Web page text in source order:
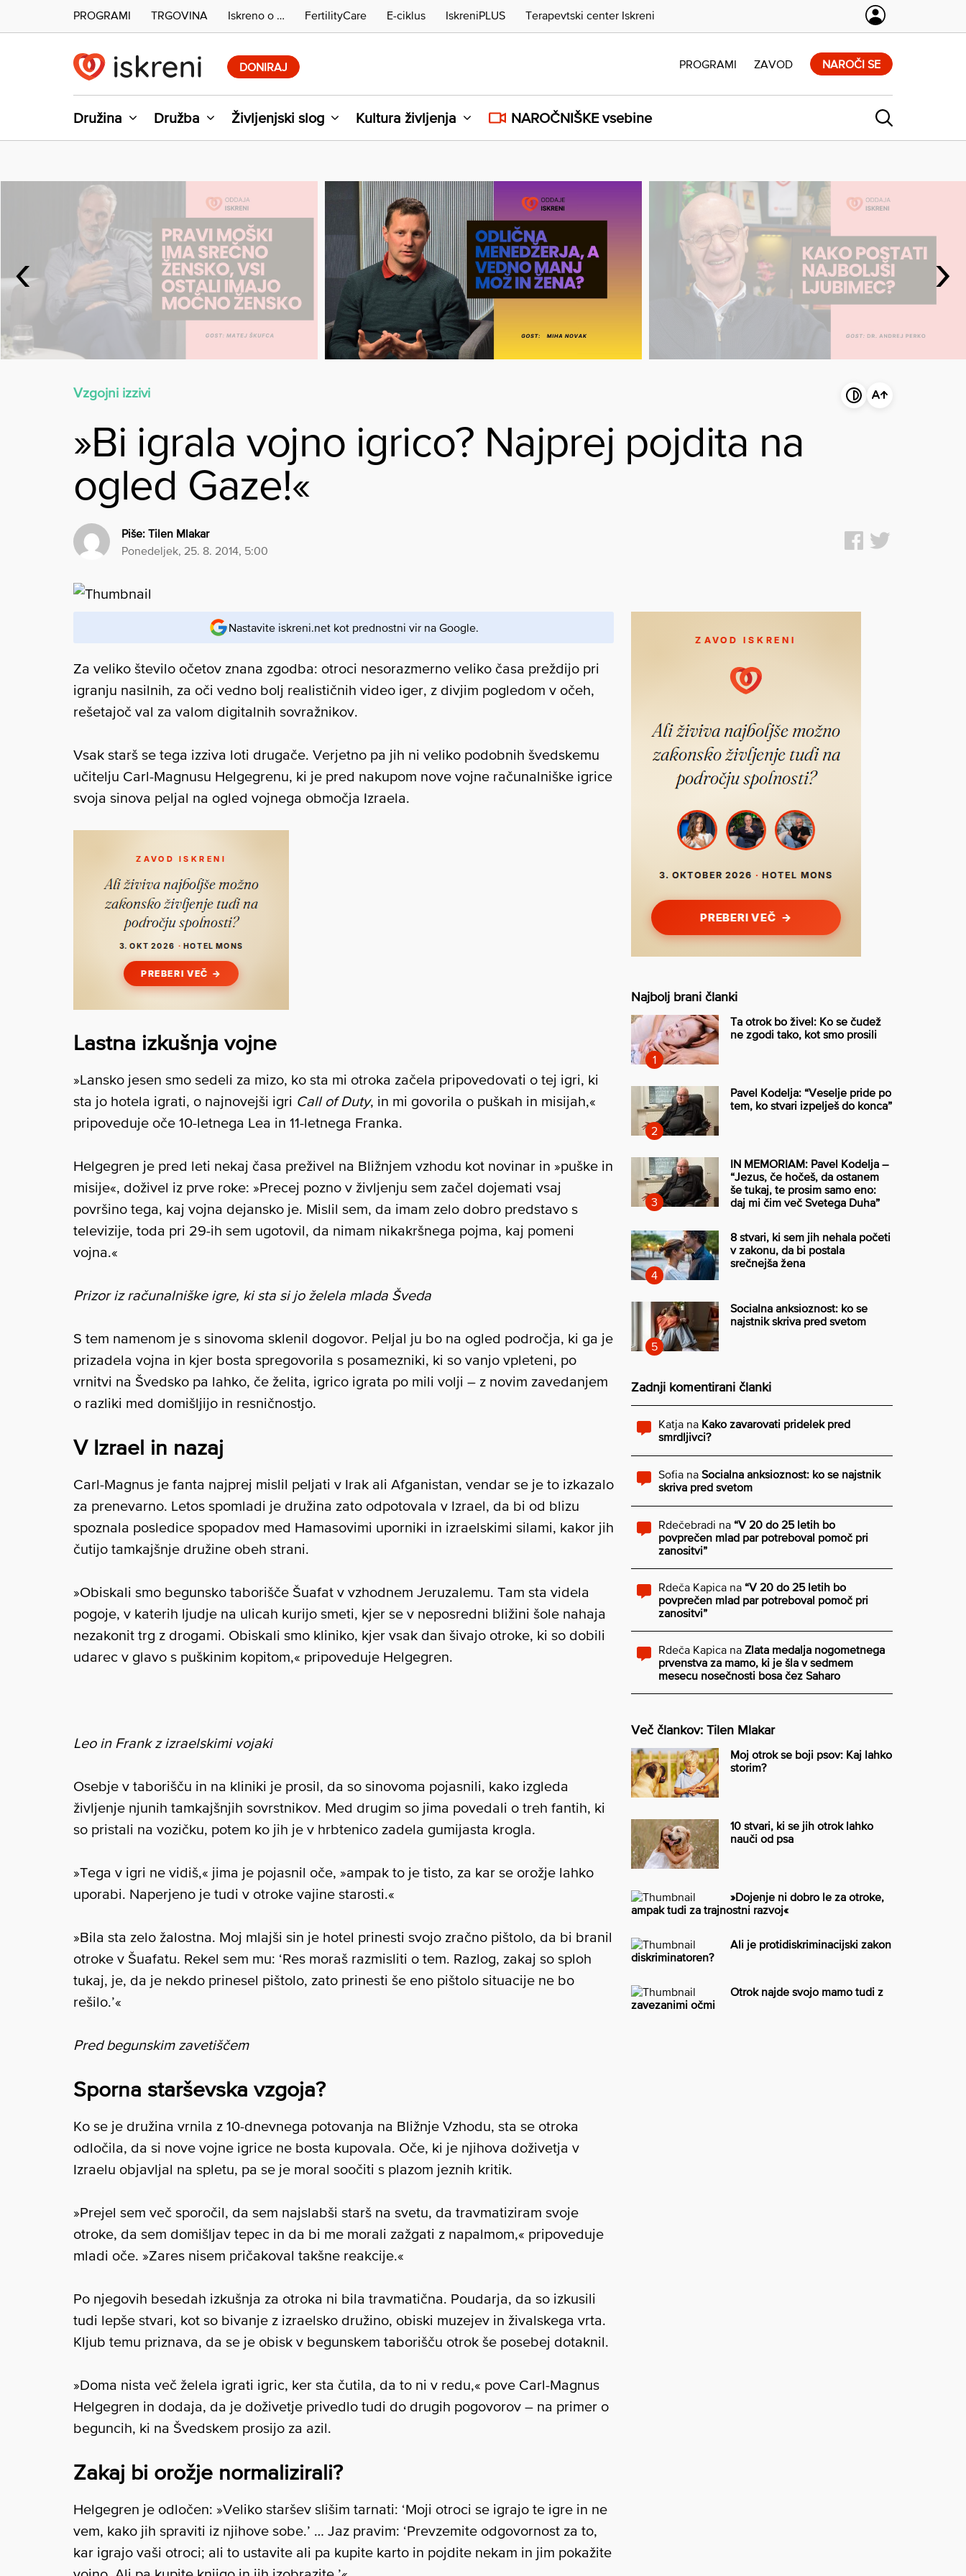
DONIRAJ
Družina Družba Življenjski slog Kultura življenja NAROČNIŠKE vsebine
PROGRAMI ZAVOD NAROČI SE
PROGRAMI TRGOVINA Iskreno o … FertilityCare E-ciklus IskreniPLUS Terapevtski center Iskreni
‹ ›
Vzgojni izzivi
»Bi igrala vojno igrico? Najprej pojdita na
ogled Gaze!«
Piše: Tilen Mlakar
ponedeljek, 25. 8. 2014, 5:00
Nastavite iskreni.net kot prednostni vir na Google.
Za veliko število očetov znana zgodba: otroci nesorazmerno veliko časa preždijo pri
igranju nasilnih, za oči vedno bolj realističnih video iger, z divjim pogledom v očeh,
rešetajoč val za valom digitalnih sovražnikov.
Vsak starš se tega izziva loti drugače. Verjetno pa jih ni veliko podobnih švedskemu
učitelju Carl-Magnusu Helgegrenu, ki je pred nakupom nove vojne računalniške igrice
svoja sinova peljal na ogled vojnega območja Izraela.
Lastna izkušnja vojne
»Lansko jesen smo sedeli za mizo, ko sta mi otroka začela pripovedovati o tej igri, ki
sta jo hotela igrati, o najnovejši igri Call of Duty, in mi govorila o puškah in misijah,«
pripoveduje oče 10-letnega Lea in 11-letnega Franka.
Helgegren je pred leti nekaj časa preživel na Bližnjem vzhodu kot novinar in »puške in
misije«, doživel iz prve roke: »Precej pozno v življenju sem začel dojemati vsaj
površino tega, kaj vojna dejansko je. Mislil sem, da imam zelo dobro predstavo s
televizije, toda pri 29-ih sem ugotovil, da nimam nikakršnega pojma, kaj pomeni
vojna.«
Prizor iz računalniške igre, ki sta si jo želela mlada Šveda
S tem namenom je s sinovoma sklenil dogovor. Peljal ju bo na ogled področja, ki ga je
prizadela vojna in kjer bosta spregovorila s posamezniki, ki so vanjo vpleteni, po
vrnitvi na Švedsko pa lahko, če želita, igrico igrata po mili volji – z novim zavedanjem
o razliki med domišljijo in resničnostjo.
V Izrael in nazaj
Carl-Magnus je fanta najprej mislil peljati v Irak ali Afganistan, vendar se je to izkazalo
za prenevarno. Letos spomladi je družina zato odpotovala v Izrael, da bi od blizu
spoznala posledice spopadov med Hamasovimi uporniki in izraelskimi silami, kakor jih
čutijo tamkajšnje družine obeh strani.
»Obiskali smo begunsko taborišče Šuafat v vzhodnem Jeruzalemu. Tam sta videla
pogoje, v katerih ljudje na ulicah kurijo smeti, kjer se v neposredni bližini šole nahaja
nezakonit trg z drogami. Obiskali smo kliniko, kjer vsak dan šivajo otroke, ki so dobili
udarec v glavo s puškinim kopitom,« pripoveduje Helgegren.
Leo in Frank z izraelskimi vojaki
Osebje v taborišču in na kliniki je prosil, da so sinovoma pojasnili, kako izgleda
življenje njunih tamkajšnjih sovrstnikov. Med drugim so jima povedali o treh fantih, ki
so pristali na vozičku, potem ko jih je v hrbtenico zadela gumijasta krogla.
»Tega v igri ne vidiš,« jima je pojasnil oče, »ampak to je tisto, za kar se orožje lahko
uporabi. Naperjeno je tudi v otroke vajine starosti.«
»Bila sta zelo žalostna. Moj mlajši sin je hotel prinesti svojo zračno pištolo, da bi branil
otroke v Šuafatu. Rekel sem mu: ‘Res moraš razmisliti o tem. Razlog, zakaj so sploh
tukaj, je, da je nekdo prinesel pištolo, zato prinesti še eno pištolo situacije ne bo
rešilo.’«
Pred begunskim zavetiščem
Sporna starševska vzgoja?
Ko se je družina vrnila z 10-dnevnega potovanja na Bližnje Vzhodu, sta se otroka
odločila, da si nove vojne igrice ne bosta kupovala. Oče, ki je njihova doživetja v
Izraelu objavljal na spletu, pa se je moral soočiti s plazom jeznih kritik.
»Prejel sem več sporočil, da sem najslabši starš na svetu, da travmatiziram svoje
otroke, da sem domišljav tepec in da bi me morali zažgati z napalmom,« pripoveduje
mladi oče. »Zares nisem pričakoval takšne reakcije.«
Po njegovih besedah izkušnja za otroka ni bila travmatična. Poudarja, da so izkusili
tudi lepše stvari, kot so bivanje z izraelsko družino, obiski muzejev in živalskega vrta.
Kljub temu priznava, da se je obisk v begunskem taborišču otrok še posebej dotaknil.
»Doma nista več želela igrati igric, ker sta čutila, da to ni v redu,« pove Carl-Magnus
Helgegren in dodaja, da je doživetje privedlo tudi do drugih pogovorov – na primer o
beguncih, ki na Švedskem prosijo za azil.
Zakaj bi orožje normalizirali?
Helgegren je odločen: »Veliko staršev slišim tarnati: ‘Moji otroci se igrajo te igre in ne
vem, kako jih spraviti iz njihove sobe.’ … Jaz pravim: ‘Prevzemite odgovornost za to,
kar igrajo vaši otroci; ali to ustavite ali pa kupite karto in pojdite nekam in jim pokažite
Najbolj brani članki
Ta otrok bo živel: Ko se čudež
ne zgodi tako, kot smo prosili
Pavel Kodelja: “Veselje pride po
tem, ko stvari izpelješ do konca”
IN MEMORIAM: Pavel Kodelja –
“Jezus, če hočeš, da ostanem
še tukaj, te prosim samo eno:
daj mi čim več Svetega Duha”
8 stvari, ki sem jih nehala početi
v zakonu, da bi postala
srečnejša žena
Socialna anksioznost: ko se
najstnik skriva pred svetom
Zadnji komentirani članki
Katja na Kako zavarovati pridelek pred
smrdljivci?
Sofia na Socialna anksioznost: ko se najstnik
skriva pred svetom
Rdečebradi na “V 20 do 25 letih bo
povprečen mlad par potreboval pomoč pri
zanositvi”
Rdeča Kapica na “V 20 do 25 letih bo
povprečen mlad par potreboval pomoč pri
zanositvi”
Rdeča Kapica na Zlata medalja nogometnega
prvenstva za mamo, ki je šla v sedmem
mesecu nosečnosti bosa čez Saharo
Več člankov: Tilen Mlakar
Moj otrok se boji psov: Kaj lahko
storim?
10 stvari, ki se jih otrok lahko
nauči od psa
»Dojenje ni dobro le za otroke,
ampak tudi za trajnostni razvoj«
Ali je protidiskriminacijski zakon
diskriminatoren?
Otrok najde svojo mamo tudi z
zavezanimi očmi